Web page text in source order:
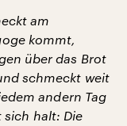
am
kommt,
über das Brot
schmeckt weit
andern Tag
sich halt: Die